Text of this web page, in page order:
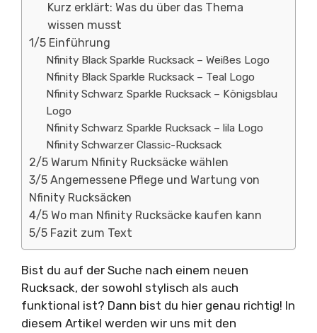
Kurz erklärt: Was du über das Thema
wissen musst
1/5 Einführung
Nfinity Black Sparkle Rucksack – Weißes Logo
Nfinity Black Sparkle Rucksack – Teal Logo
Nfinity Schwarz Sparkle Rucksack – Königsblau
Logo
Nfinity Schwarz Sparkle Rucksack – lila Logo
Nfinity Schwarzer Classic-Rucksack
2/5 Warum Nfinity Rucksäcke wählen
3/5 Angemessene Pflege und Wartung von
Nfinity Rucksäcken
4/5 Wo man Nfinity Rucksäcke kaufen kann
5/5 Fazit zum Text
Bist du auf der Suche nach einem neuen
Rucksack, der sowohl stylisch als auch
funktional ist? Dann bist du hier genau richtig! In
diesem Artikel werden wir uns mit den